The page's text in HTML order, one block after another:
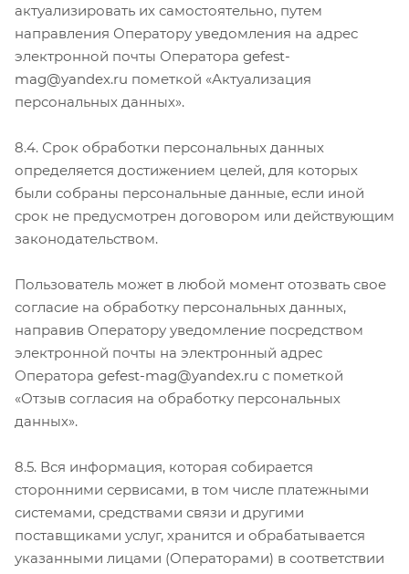
актуализировать их самостоятельно, путем
направления Оператору уведомления на адрес
электронной почты Оператора gefest-
mag@yandex.ru пометкой «Актуализация
персональных данных».
8.4. Срок обработки персональных данных
определяется достижением целей, для которых
были собраны персональные данные, если иной
срок не предусмотрен договором или действующим
законодательством.
Пользователь может в любой момент отозвать свое
согласие на обработку персональных данных,
направив Оператору уведомление посредством
электронной почты на электронный адрес
Оператора gefest-mag@yandex.ru с пометкой
«Отзыв согласия на обработку персональных
данных».
8.5. Вся информация, которая собирается
сторонними сервисами, в том числе платежными
системами, средствами связи и другими
поставщиками услуг, хранится и обрабатывается
указанными лицами (Операторами) в соответствии